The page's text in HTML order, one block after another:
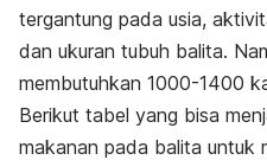
tergantung pada usia,
dan ukuran tubuh balita.
membutuhkan 1000-1400
Berikut tabel yang bisa
makanan pada balita untuk